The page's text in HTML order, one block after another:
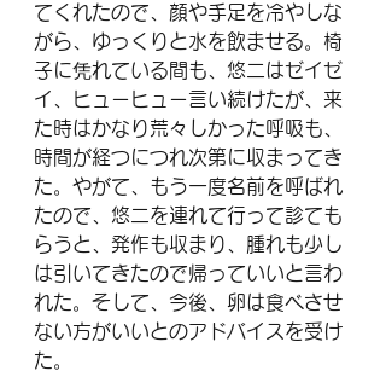
てくれたので、顔や手足を冷やしな
がら、ゆっくりと水を飲ませる。椅
子に凭れている間も、悠二はゼイゼ
イ、ヒューヒュー言い続けたが、来
た時はかなり荒々しかった呼吸も、
時間が経つにつれ次第に収まってき
た。やがて、もう一度名前を呼ばれ
たので、悠二を連れて行って診ても
らうと、発作も収まり、腫れも少し
は引いてきたので帰っていいと言わ
れた。そして、今後、卵は食べさせ
ない方がいいとのアドバイスを受け
た。